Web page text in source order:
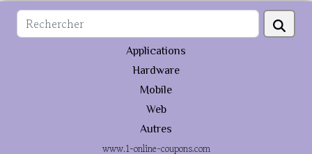
Applications
Hardware
Mobile
Web
Autres
www.1-online-coupons.com